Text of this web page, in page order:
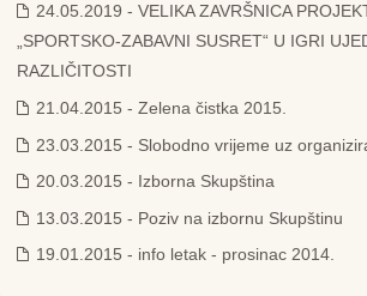
24.05.2019 - VELIKA ZAVRŠNICA
„SPORTSKO-ZABAVNI SUSRET“ U IGRI
RAZLIČITOSTI
21.04.2015 - Zelena čistka 2015.
23.03.2015 - Slobodno vrijeme uz
20.03.2015 - Izborna Skupština
13.03.2015 - Poziv na izbornu Skupštinu
19.01.2015 - info letak - prosinac 2014.